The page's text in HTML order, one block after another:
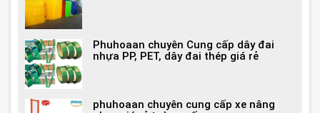
Phuhoaan chuyên Cung cấp dây đai
nhựa PP, PET, dây đai thép giá rẻ
phuhoaan chuyên cung cấp xe nâng